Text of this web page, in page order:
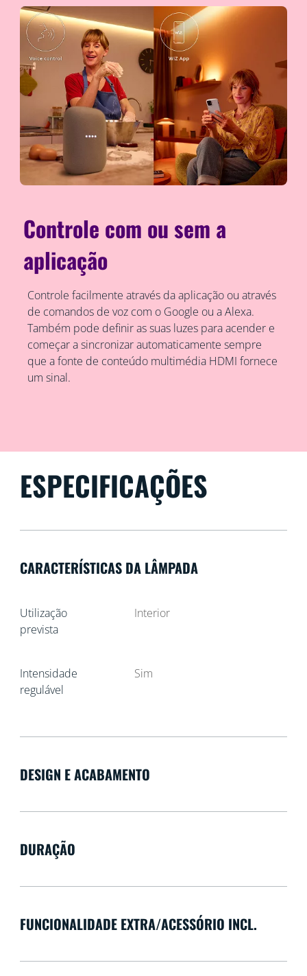
Controle com ou sem a
aplicação
Controle facilmente através da aplicação ou através
de comandos de voz com o Google ou a Alexa.
Também pode definir as suas luzes para acender e
começar a sincronizar automaticamente sempre
que a fonte de conteúdo multimédia HDMI fornece
um sinal.
ESPECIFICAÇÕES
CARACTERÍSTICAS DA LÂMPADA
Utilização
prevista
Interior
Intensidade
regulável
Sim
DESIGN E ACABAMENTO
DURAÇÃO
FUNCIONALIDADE EXTRA/ACESSÓRIO INCL.